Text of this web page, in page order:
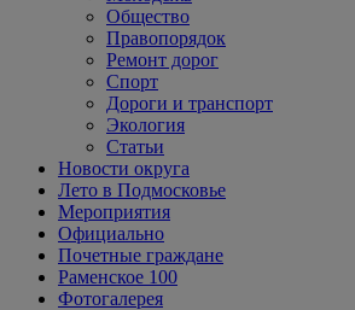
Общество
Правопорядок
Ремонт дорог
Спорт
Дороги и транспорт
Экология
Статьи
Новости округа
Лето в Подмосковье
Мероприятия
Официально
Почетные граждане
Раменское 100
Фотогалерея